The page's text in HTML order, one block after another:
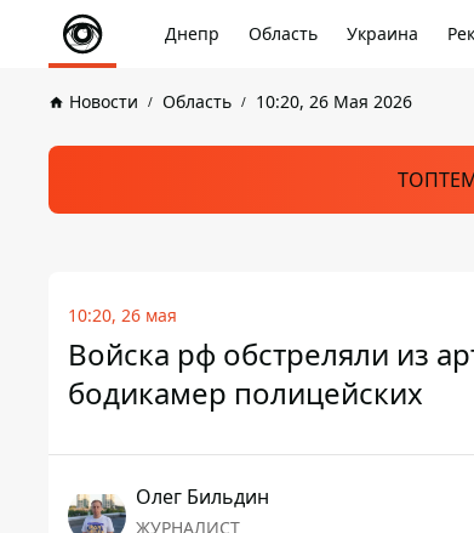
Днепр Область Украина
Новости Область 10:20, 26 Мая 2026
10:20, 26 мая
Войска рф обстреляли из
бодикамер полицейских
Олег Бильдин
ЖУРНАЛИСТ